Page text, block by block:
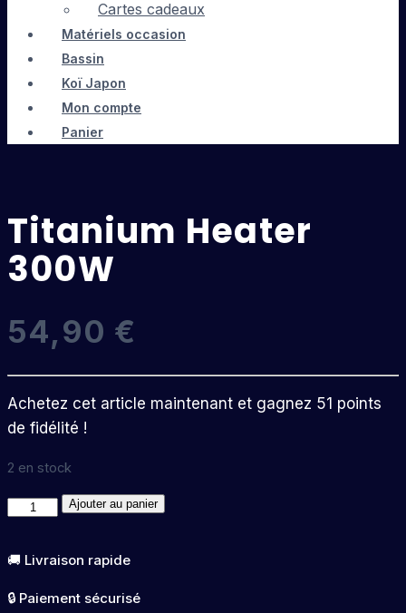
Cartes cadeaux
Matériels occasion
Bassin
Koï Japon
Mon compte
Panier
Titanium Heater
300W
54,90 €
Achetez cet article maintenant et gagnez 51 points
de fidélité !
2 en stock
quantité
Titanium
300W
Ajouter au panier
🚚 Livraison rapide
🔒 Paiement sécurisé